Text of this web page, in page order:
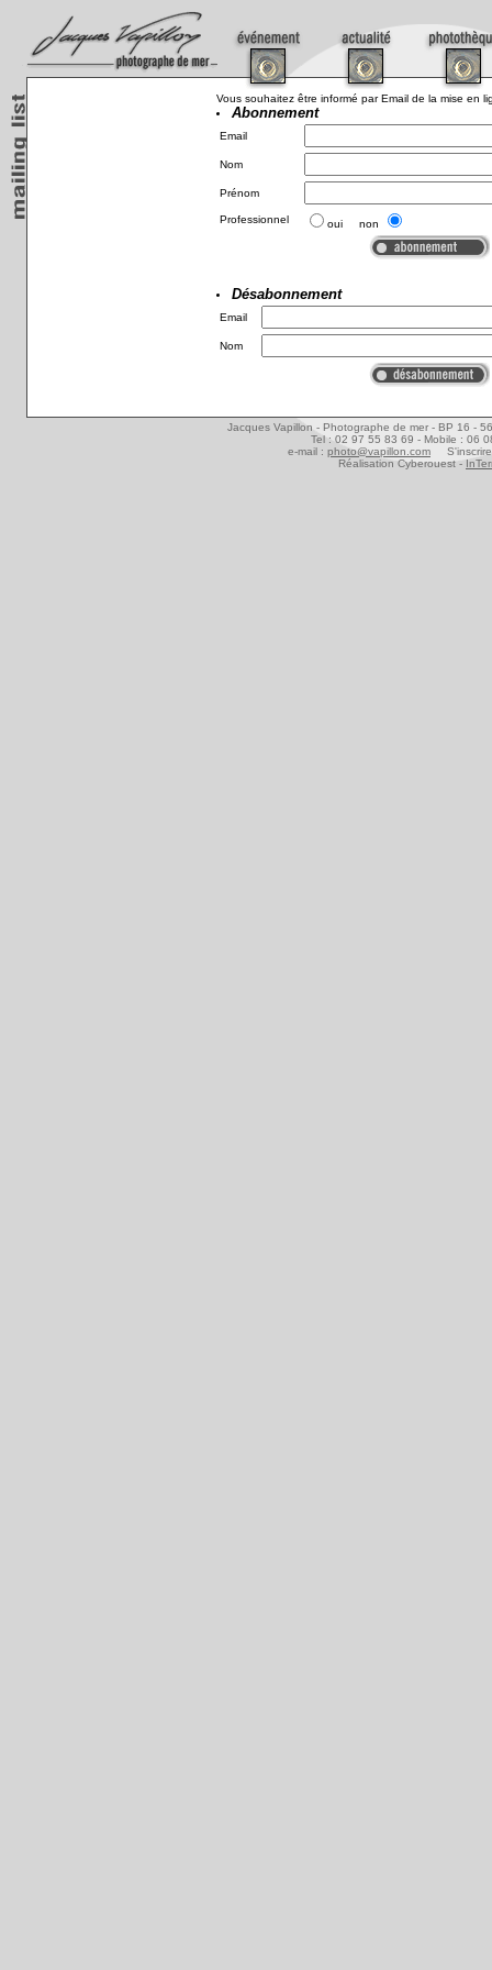
Vous souhaitez être informé par Email de la mise en
Abonnement
Email
Nom
Prénom
Professionnel oui non
Désabonnement
Email
Nom
Jacques Vapillon - Photographe de mer - BP 16 -
Tel : 02 97 55 83 69 - Mobile : 06
e-mail : photo@vapillon.com
Réalisation Cyberouest -